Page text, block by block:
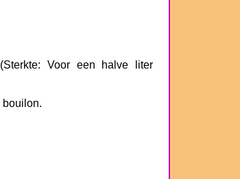
Voor een halve liter
bouilon.